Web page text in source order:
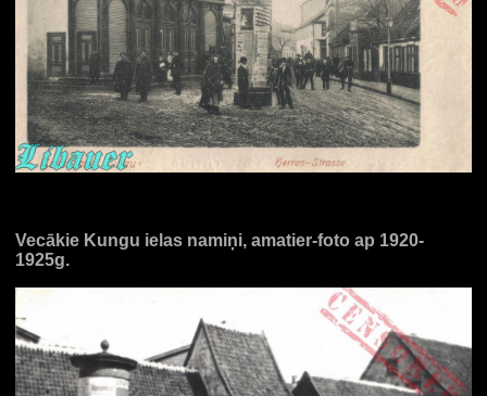
Vecākie Kungu ielas namiņi, amatier-foto ap 1920-
1925g.